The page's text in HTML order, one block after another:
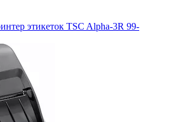
этикеток TSC Alpha-3R 99-